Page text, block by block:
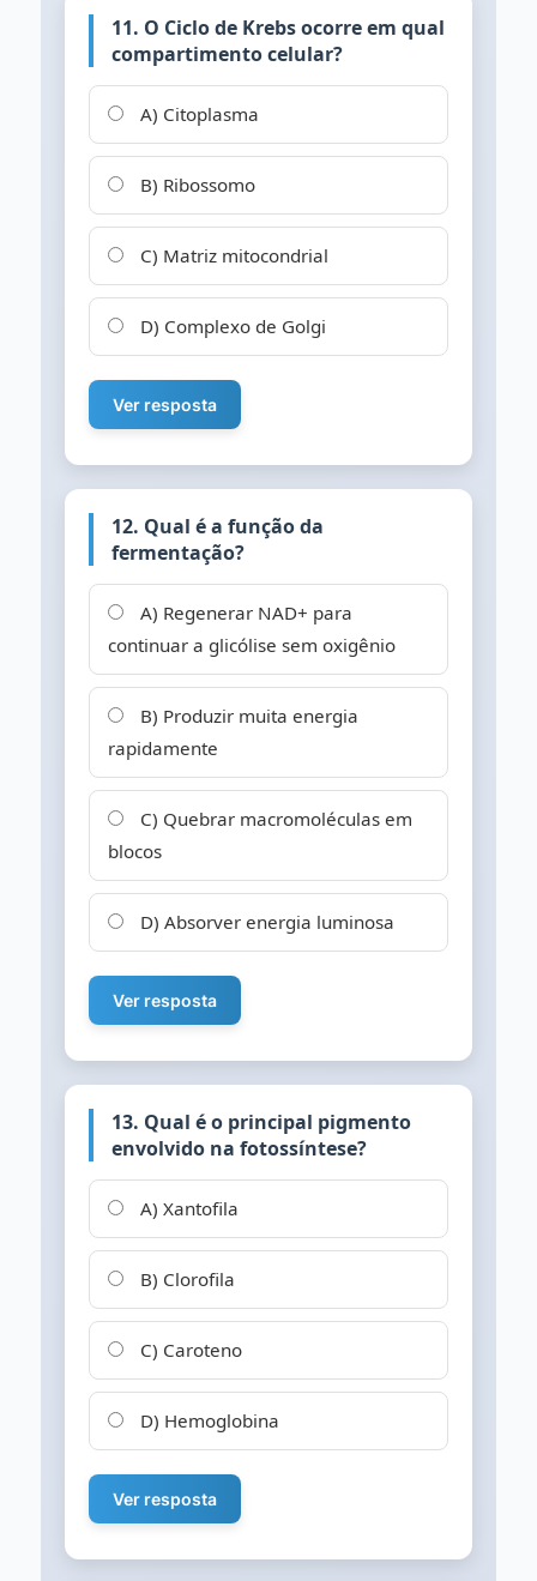
11. O Ciclo de Krebs ocorre em qual
compartimento celular?
A) Citoplasma
B) Ribossomo
C) Matriz mitocondrial
D) Complexo de Golgi
Ver resposta
12. Qual é a função da
fermentação?
A) Regenerar NAD+ para
continuar a glicólise sem oxigênio
B) Produzir muita energia
rapidamente
C) Quebrar macromoléculas em
blocos
D) Absorver energia luminosa
Ver resposta
13. Qual é o principal pigmento
envolvido na fotossíntese?
A) Xantofila
B) Clorofila
C) Caroteno
D) Hemoglobina
Ver resposta